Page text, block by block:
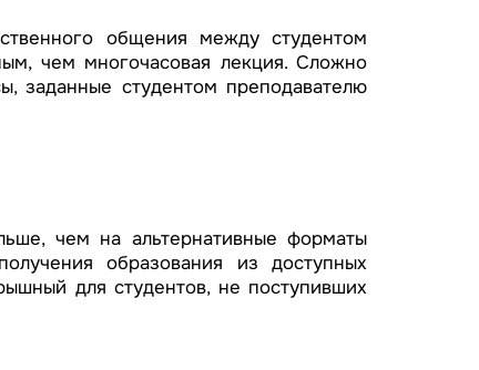
общения между студентом
чем многочасовая лекция. Сложно
заданные студентом преподавателю
чем на альтернативные форматы
образования из доступных
для студентов, не поступивших